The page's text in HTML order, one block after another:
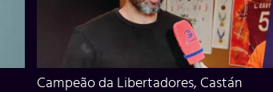
Campeão da Libertadores, Castán